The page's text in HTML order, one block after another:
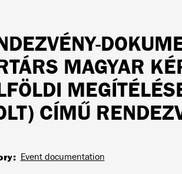
MAGYAR
CÍMŰ
Event documentation